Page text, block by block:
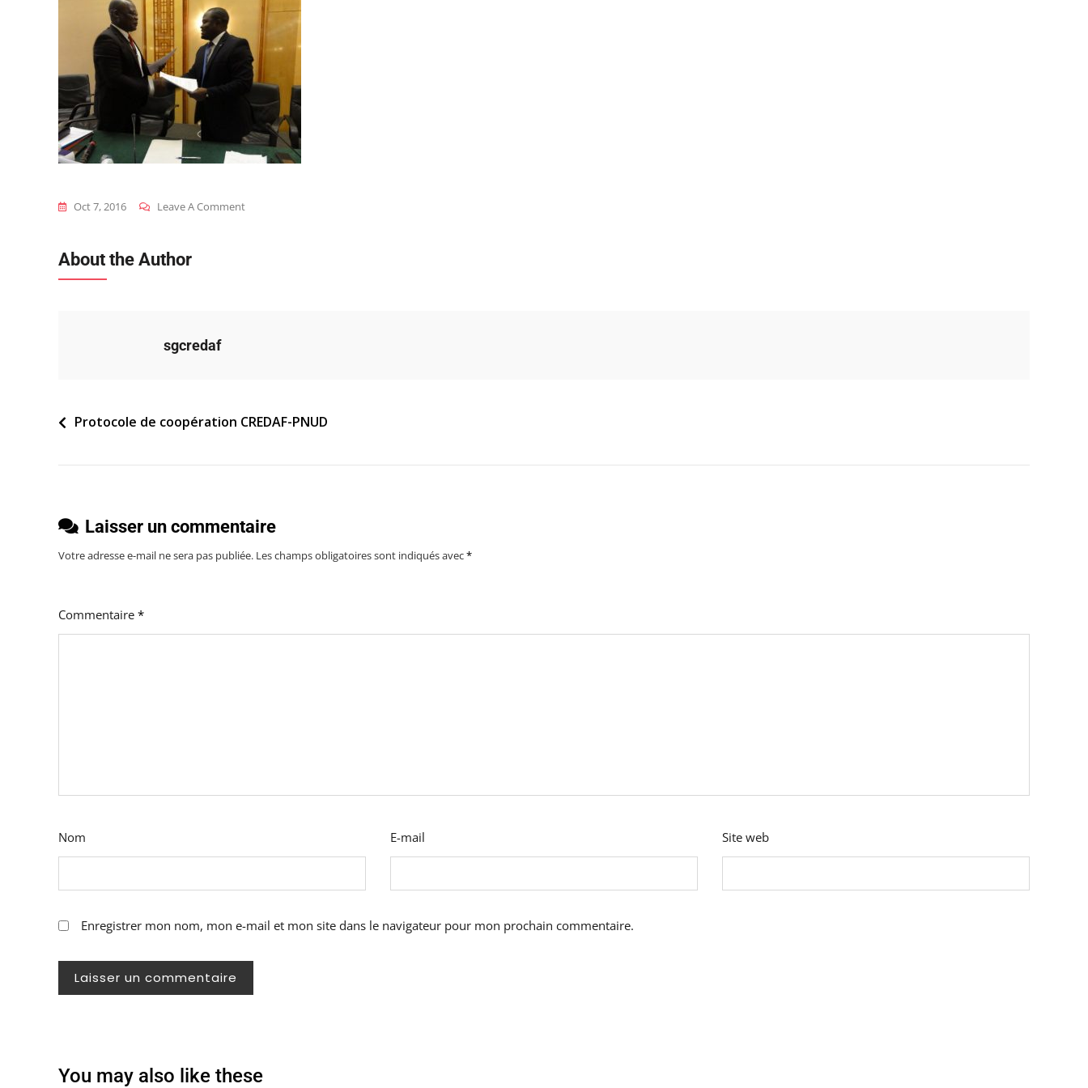
Oct 7, 2016 Leave A CommentOn
About the Author
sgcredaf
Navigation
Protocole de coopération CREDAF-PNUD
Laisser un commentaire
Votre adresse e-mail ne sera pas publiée. Les champs obligatoires sont indiqués avec*
Commentaire *
Nom E-mail Site web
Enregistrer mon nom, mon e-mail et mon site dans le navigateur pour mon prochain commentaire.
You may also like these